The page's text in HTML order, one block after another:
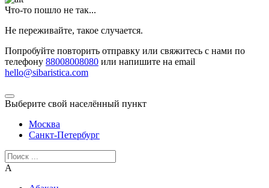
Что-то пошло не так...
Не переживайте, такое случается.
Попробуйте повторить отправку или свяжитесь с нами по
телефону 88008008080 или напишите на email
hello@sibaristica.com
Выберите свой населённый пункт
Москва
Санкт-Петербург
А